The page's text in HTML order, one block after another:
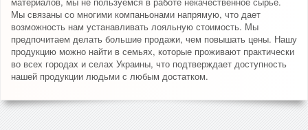
Мы связаны со многими компаньонами напрямую, что дает
возможность нам устанавливать лояльную стоимость. Мы
предпочитаем делать большие продажи, чем повышать цены. Нашу
продукцию можно найти в семьях, которые проживают практически
во всех городах и селах Украины, что подтверждает доступность
нашей продукции людьми с любым достатком.